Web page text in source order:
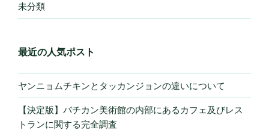
未分類
最近の人気ポスト
ヤンニョムチキンとタッカンジョンの違いについて
【決定版】バチカン美術館の内部にあるカフェ及びレス
トランに関する完全調査